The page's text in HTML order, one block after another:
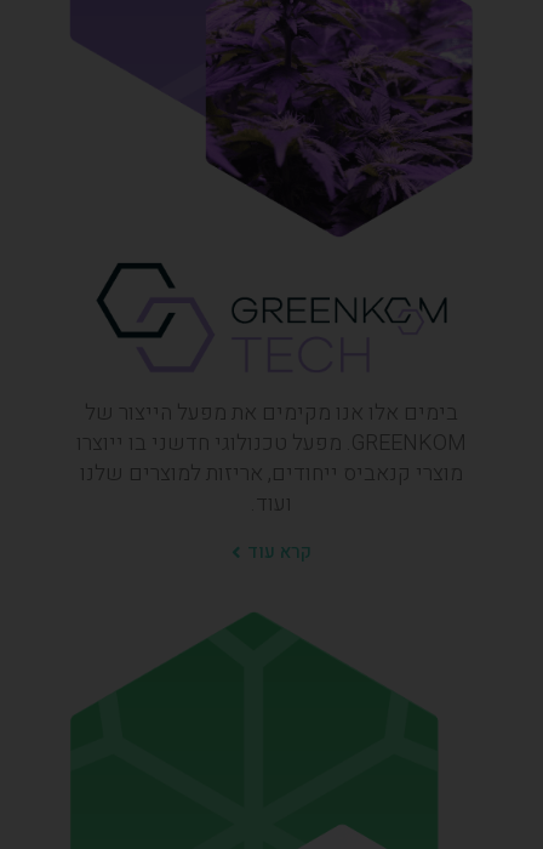
בימים אלו אנו מקימים את מפעל הייצור של
GREENKOM. מפעל טכנולוגי חדשני בו ייוצרו
מוצרי קנאביס ייחודים, אריזות למוצרים שלנו
ועוד.
קרא עוד